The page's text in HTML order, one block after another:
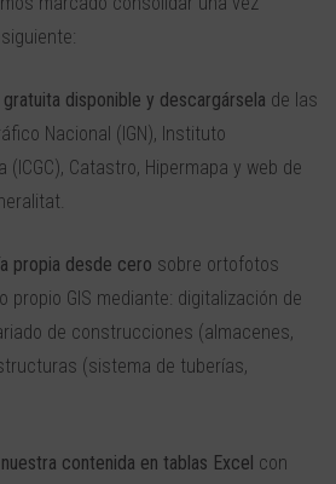
disponible y descargársela de las
Nacional (IGN), Instituto
Catastro, Hipermapa y web de
propia desde cero sobre ortofotos
propio GIS mediante: digitalización de
de construcciones (almacenes,
(sistema de tuberías,
contenida en tablas Excel con